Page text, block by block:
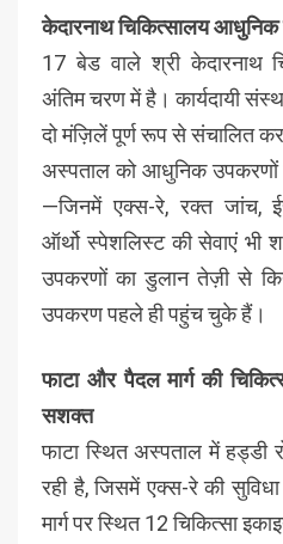
केदारनाथ चिकित्सालय
17 बेड वाले श्री केदारनाथ
अंतिम चरण में है। कार्यदायी
दो मंज़िलें पूर्ण रूप से संचालित
अस्पताल को आधुनिक उपकरणों
—जिनमें एक्स-रे, रक्त जांच,
ऑर्थो स्पेशलिस्ट की सेवाएं भी
उपकरणों का डुलान तेज़ी से
उपकरण पहले ही पहुंच चुके हैं।
फाटा और पैदल मार्ग की
सशक्त
फाटा स्थित अस्पताल में हड्डी
रही है, जिसमें एक्स-रे की
मार्ग पर स्थित 12 चिकित्सा